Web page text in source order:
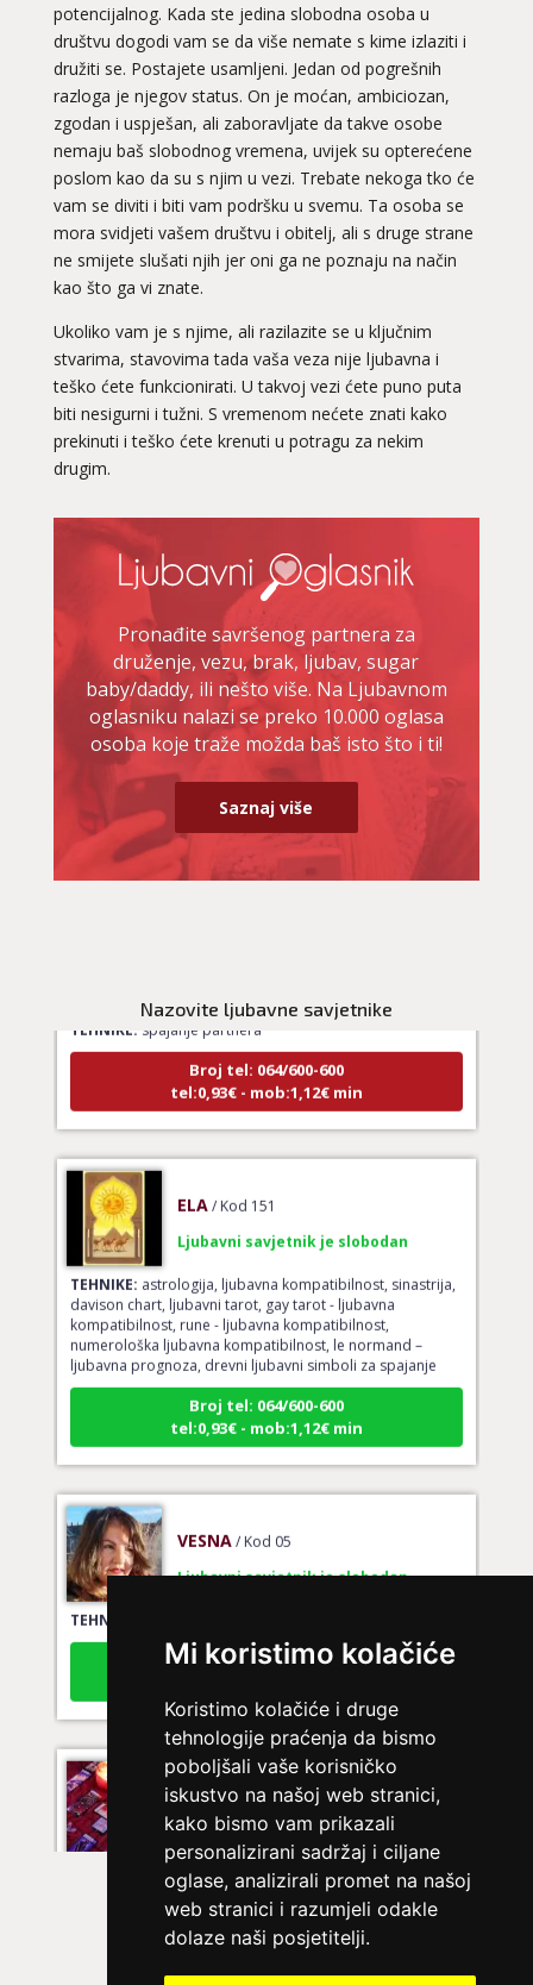
Mi koristimo kolačiće
Koristimo kolačiće i druge
tehnologije praćenja da bismo
poboljšali vaše korisničko
iskustvo na našoj web stranici,
kako bismo vam prikazali
personalizirani sadržaj i ciljane
oglase, analizirali promet na našoj
web stranici i razumjeli odakle
dolaze naši posjetitelji.
potencijalnog. Kada ste jedina slobodna osoba u
društvu dogodi vam se da više nemate s kime izlaziti i
družiti se. Postajete usamljeni. Jedan od pogrešnih
razloga je njegov status. On je moćan, ambiciozan,
zgodan i uspješan, ali zaboravljate da takve osobe
nemaju baš slobodnog vremena, uvijek su opterećene
poslom kao da su s njim u vezi. Trebate nekoga tko će
vam se diviti i biti vam podršku u svemu. Ta osoba se
mora svidjeti vašem društvu i obitelj, ali s druge strane
ne smijete slušati njih jer oni ga ne poznaju na način
kao što ga vi znate.
Ukoliko vam je s njime, ali razilazite se u ključnim
stvarima, stavovima tada vaša veza nije ljubavna i
teško ćete funkcionirati. U takvoj vezi ćete puno puta
biti nesigurni i tužni. S vremenom nećete znati kako
prekinuti i teško ćete krenuti u potragu za nekim
drugim.
Pronađite savršenog partnera za
druženje, vezu, brak, ljubav, sugar
baby/daddy, ili nešto više. Na Ljubavnom
oglasniku nalazi se preko 10.000 oglasa
osoba koje traže možda baš isto što i ti!
Saznaj više
Nazovite ljubavne savjetnike
spajanje partnera
Broj tel: 064/600-600
tel:0,93€ - mob:1,12€ min
ELA / Kod 151
Ljubavni savjetnik je slobodan
TEHNIKE:astrologija, ljubavna kompatibilnost, sinastrija,
davison chart, ljubavni tarot, gay tarot - ljubavna
kompatibilnost, rune - ljubavna kompatibilnost,
numerološka ljubavna kompatibilnost, le normand –
ljubavna prognoza, drevni ljubavni simboli za spajanje
Broj tel: 064/600-600
tel:0,93€ - mob:1,12€ min
VESNA / Kod 05
Ljubavni savjetnik je slobodan
TEHNIKE:
Broj tel: 064/600-600
tel:0,93€ - mob:1,12€ min
LUCIJA
/ Kod #136
Ljubavni savjetnik je zauzet
spajanje partnera
Broj tel: 064/600-600
tel:0,93€ - mob:1,12€ min